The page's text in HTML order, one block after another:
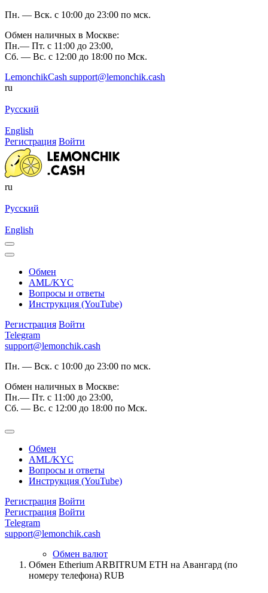
Пн. — Вск. с 10:00 до 23:00 по мск.
Обмен наличных в Москве:
Пн.— Пт. с 11:00 до 23:00,
Сб. — Вс. с 12:00 до 18:00 по Мск.
LemonchikCash support@lemonchik.cash
ru
Русский
English
Регистрация Войти
ru
Русский
English
Обмен
AML/KYC
Вопросы и ответы
Инструкция (YouTube)
Регистрация Войти
Telegram
support@lemonchik.cash
Пн. — Вск. с 10:00 до 23:00 по мск.
Обмен наличных в Москве:
Пн.— Пт. с 11:00 до 23:00,
Сб. — Вс. с 12:00 до 18:00 по Мск.
Обмен
AML/KYC
Вопросы и ответы
Инструкция (YouTube)
Регистрация Войти
Регистрация Войти
Telegram
support@lemonchik.cash
Обмен валют
Обмен Etherium ARBITRUM ETH на Авангард (по
номеру телефона) RUB